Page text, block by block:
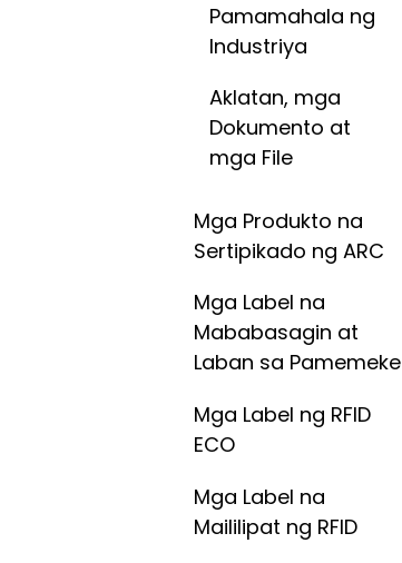
Pamamahala ng
Industriya
Aklatan, mga
Dokumento at
mga File
Mga Produkto na
Sertipikado ng ARC
Mga Label na
Mababasagin at
Laban sa Pamemeke
Mga Label ng RFID
ECO
Mga Label na
Maililipat ng RFID